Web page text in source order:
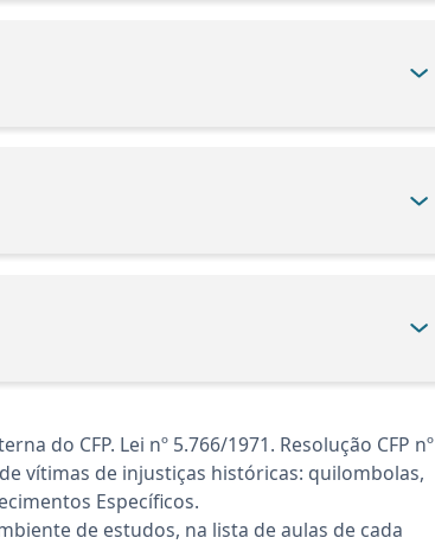
do CFP. Lei nº 5.766/1971. Resolução CFP nº
vítimas de injustiças históricas: quilombolas,
Específicos.
de estudos, na lista de aulas de cada